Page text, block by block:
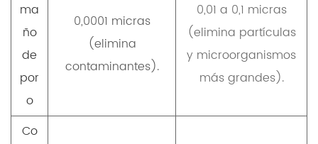
ma
ño
de
por
o
0,0001 micras
(elimina
contaminantes).
0,01 a 0,1 micras
(elimina partículas
y microorganismos
más grandes).
Co